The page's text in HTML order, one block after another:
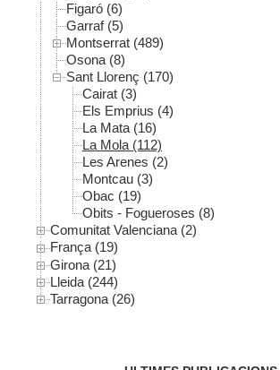
Figaró (6)
Garraf (5)
Montserrat (489)
Osona (8)
Sant Llorenç (170)
Cairat (3)
Els Emprius (4)
La Mata (16)
La Mola (112)
Les Arenes (2)
Montcau (3)
Obac (19)
Obits - Fogueroses (8)
Comunitat Valenciana (2)
França (19)
Girona (21)
Lleida (244)
Tarragona (26)